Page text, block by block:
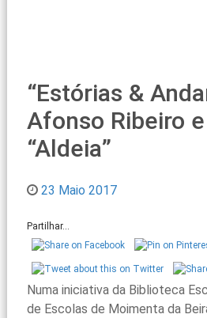
“Estórias &
Afonso Ribeiro
“Aldeia”
23 Maio 2017
Partilhar...
Numa iniciativa da Biblioteca
de Escolas de Moimenta da